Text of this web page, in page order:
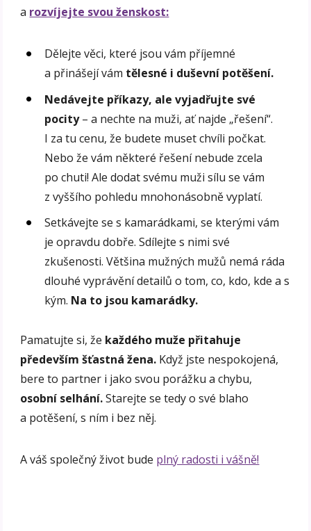
a rozvíjejte svou ženskost:
Dělejte věci, které jsou vám příjemné
a přinášejí vám tělesné i duševní potěšení.
Nedávejte příkazy, ale vyjadřujte své
pocity– a nechte na muži, ať najde „řešení“.
I za tu cenu, že budete muset chvíli počkat.
Nebo že vám některé řešení nebude zcela
po chuti! Ale dodat svému muži sílu se vám
z vyššího pohledu mnohonásobně vyplatí.
Setkávejte se s kamarádkami, se kterými vám
je opravdu dobře. Sdílejte s nimi své
zkušenosti. Většina mužných mužů nemá ráda
dlouhé vyprávění detailů o tom, co, kdo, kde a s
kým. Na to jsou kamarádky.
Pamatujte si, že každého muže přitahuje
především šťastná žena. Když jste nespokojená,
bere to partner i jako svou porážku a chybu,
osobní selhání.Starejte se tedy o své blaho
a potěšení, s ním i bez něj.
A váš společný život bude plný radosti i vášně!